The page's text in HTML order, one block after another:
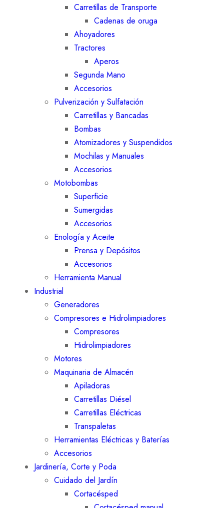
Carretillas de Transporte
Cadenas de oruga
Ahoyadores
Tractores
Aperos
Segunda Mano
Accesorios
Pulverización y Sulfatación
Carretillas y Bancadas
Bombas
Atomizadores y Suspendidos
Mochilas y Manuales
Accesorios
Motobombas
Superficie
Sumergidas
Accesorios
Enología y Aceite
Prensa y Depósitos
Accesorios
Herramienta Manual
Industrial
Generadores
Compresores e Hidrolimpiadores
Compresores
Hidrolimpiadores
Motores
Maquinaria de Almacén
Apiladoras
Carretillas Diésel
Carretillas Eléctricas
Transpaletas
Herramientas Eléctricas y Baterías
Accesorios
Jardinería, Corte y Poda
Cuidado del Jardín
Cortacésped